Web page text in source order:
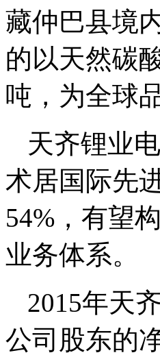
藏仲巴县境
的以天然碳
吨，为全球
天齐锂业
术居国际先
54%，有望
业务体系。
2015年天
公司股东的